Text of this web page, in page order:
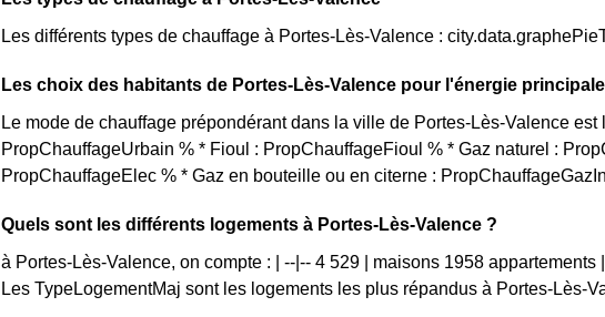
Les différents types de chauffage à Portes-Lès-Valence :
Les choix des habitants de Portes-Lès-Valence pour l'énergie
Le mode de chauffage prépondérant dans la ville de Portes-Lès-Valence
PropChauffageUrbain % * Fioul : PropChauffageFioul % * Gaz naturel :
PropChauffageElec % * Gaz en bouteille ou en citerne :
Quels sont les différents logements à Portes-Lès-Valence ?
à Portes-Lès-Valence, on compte : | --|-- 4 529 | maisons 1958 appartements
Les TypeLogementMaj sont les logements les plus répandus à Portes-Lès-